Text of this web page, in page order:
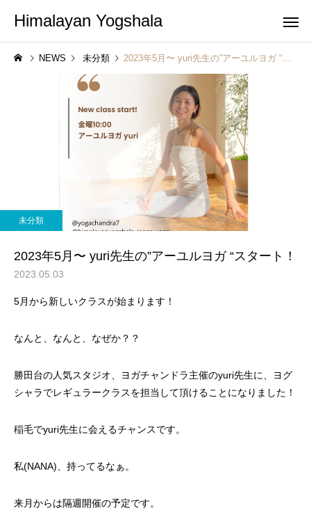
Himalayan Yogshala
NEWS 未分類 2023年5月〜 yuri先生の”アーユルヨガ “スタート！
未分類
2023年5月〜 yuri先生の”アーユルヨガ “スタート！
2023.05.03
5月から新しいクラスが始まります！
⁡なんと、なんと、なぜか？？
⁡勝田台の人気スタジオ、ヨガチャンドラ主催のyuri先生に、ヨグ
シャラでレギュラークラスを担当して頂けることになりました！
⁡稲毛でyuri先生に会えるチャンスです。
⁡私(NANA)、持ってるなぁ。
⁡来月からは隔週開催の予定です。⁡